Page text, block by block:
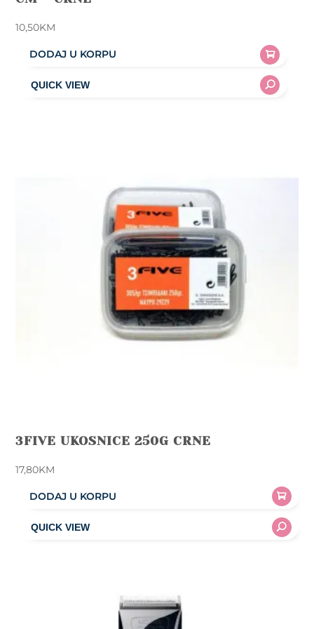
10,50KM
DODAJ U KORPU
3FIVE UKOSNICE 250G CRNE
17,80KM
DODAJ U KORPU